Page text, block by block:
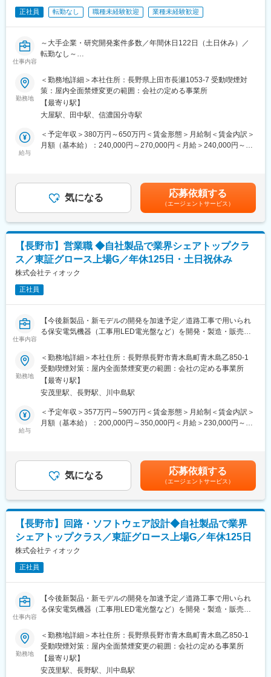
■この仕事の特徴・強み
◇製造装置に付着した貴金属を回収・精製し、再利用する循環型
ビジネス
制
◇AIサーバー、自動車、宇宙分野など今後も需要が拡大する分野
※価格変動の大きい「金」を扱いながらも、自社で回収・精製がで
きるため、原材料調達が安定しており、業績も好調です。
■組織構成
営業専任1名（30代男性）と社長が営業として顧客対応を行って
◇まずは先輩社員・社長との営業同行からスタート
◇業界知識・専門用語は入社後に習得可能
◇技術的な内容は、社内の技術部門がしっかりフォロー
タートです。
■職場環境・働きやすさ：
◇残業ほぼなし・転勤なし
◇土日祝休み／年間休日130日
◇大型の夏季休暇・年末年始休暇あり
◇時短勤務制度あり／育休取得実績あり
※業務時間内にお花見や忘年会などの行事を行うほど、仕事とプラ
イベートをしっかり切り分けております！
正社員 転勤なし 職種未経験歓迎 業種未経験歓迎
仕事内容
～大手企業・研究開発案件多数／年間休日122日（土日休み）／
転勤なし～
■業務概要：
製造オペレーターを経験した後、営業職へキャリアチェンジして
いただく予定です。
・製造現場を2年程度経験することで製品や工程への理解が深まり
ます。
・現場経験は営業活動を行う上で必須となります。
■営業職について：
位の最先端の精密加工技術を駆使し、様々な産業の課題解決や業
界革新を推進していきます。
まずは製造現場で必要な知識を習得していただき、現場研修を終
環境です。
■仕事内容：
＜具体的には＞
工方法を提案します。
・既存顧客からの問い合わせ対応
・見積作成、コスト・納期調整
・社内技術部門との打ち合わせ・検討
・顧客訪問、試作～納品までのフォロー
・既存顧客との信頼関係構築と新規顧客開拓
・既存顧客10～20社程度／自動車、半導体、通信、医療など幅広
営業技術グループ：4名
営業事務や技術エンジニアと連携しながら業務を進めていただき
ます。
■会社の特徴・魅力：
・ミクロン単位での精密加工技術を駆使し、自動車・医療機器・
航空宇宙など、様々な産業の高精度な製品を提供しております。
・国内でも珍しい精密加工設備を完備。細穴放電加工・形彫放電
加工などの精密加工を始め、他社では実現できないような高精度
パートナー」として新分野の技術開発に取り組んでおります。メ
ーカーとの共同開発はもちろん、最近では大学や産学官連携な
ードする最前線で活躍できます。
変更の範囲：会社の定める業務
勤務地
＜勤務地詳細＞本社住所：長野県上田市長瀬1053-7 受動喫煙対
策：屋内全面禁煙変更の範囲：会社の定める事業所
【最寄り駅】
大屋駅、田中駅、信濃国分寺駅
給与
＜予定年収＞380万円～650万円＜賃金形態＞月給制＜賃金内訳＞
月額（基本給）：240,000円～270,000円＜月給＞240,000円～
月給制：320,000円～360,000円（基本給240,000円～270,000円
+固定残業代40時間80,000～90,000円※超過分は追加支給）賃金は
あくまでも目安の金額であり、選考を通じて上下する可能性があ
ります。月給(月額)は固定手当を含めた表記です。
気になる 応募依頼する
（エージェントサービス）
【長野市】営業職 ◆自社製品で業界シェアトップクラ
ス／東証グロース上場G／年休125日・土日祝休み
株式会社ティオック
正社員
仕事内容
【今後新製品・新モデルの開発を加速予定／道路工事で用いられ
る保安電気機器（工事用LED電光盤など）を開発・製造・販売ま
■職務概要：
お客様は道路工事や建設現場を管轄する企業様、販売代理店、建
機レンタル店など幅広いパートナーです。
新規開拓と既存のお客様への提案活動を行い、当社のLED電光
盤、工事用信号機、保安灯、環境表示器、安全対策機器などの安
全機器やサービスの提案、見積もり作成、納期調整、アフターフ
ォローなどを担当します。
■職務詳細：
お客様の「困った」を直接解決し、「ありがとう」をいただけ
会の安全に貢献できます。
■働き方について：
応なので、週３～４日は出張泊りとなります。
■扱うサービス：
「工事中」「片側交互通行」などを表示するソーラー式LED電光
の安全確保に直結する製品群を手掛けています。
■組織構成：
少人数精鋭のチーム体制で、各社員が裁量を持ち幅広い業務に携
勤務地
＜勤務地詳細＞本社住所：長野県長野市青木島町青木島乙850-1
受動喫煙対策：屋内全面禁煙変更の範囲：会社の定める事業所
【最寄り駅】
安茂里駅、長野駅、川中島駅
給与
＜予定年収＞357万円～590万円＜賃金形態＞月給制＜賃金内訳＞
月額（基本給）：200,000円～350,000円＜月給＞230,000円～
（在籍期間）によって変動する場合があります。■昇給：年1回■
賞与：年2回賃金はあくまでも目安の金額であり、選考を通じて上
下する可能性があります。月給(月額)は固定手当を含めた表記で
す。
気になる 応募依頼する
（エージェントサービス）
【長野市】回路・ソフトウェア設計◆自社製品で業界
シェアトップクラス／東証グロース上場G／年休125日
株式会社ティオック
正社員
仕事内容
【今後新製品・新モデルの開発を加速予定／道路工事で用いられ
る保安電気機器（工事用LED電光盤など）を開発・製造・販売ま
■職務概要：
LEDを使用した保安電設機器や環境表示器、安全対策機器の開
発・設計に携わる仕事です。電気・電子回路設計、ソフトウェア
開発、製品の構造設計、筐体設計などを担当します。
勤務地
＜勤務地詳細＞本社住所：長野県長野市青木島町青木島乙850-1
受動喫煙対策：屋内全面禁煙変更の範囲：会社の定める事業所
【最寄り駅】
安茂里駅、長野駅、川中島駅